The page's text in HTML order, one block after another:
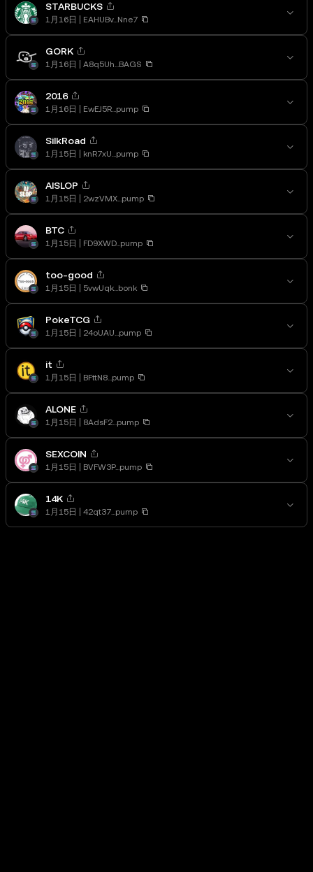
STARBUCKS
1月16日 EAHUBv...Nne7
GORK
1月16日 A8q5Uh...BAGS
2016
1月16日 EwEJ5R...pump
SilkRoad
1月15日 knR7xU...pump
AISLOP
1月15日 2wzVMX...pump
BTC
1月15日 FD9XWD...pump
too-good
1月15日 5vwUqk...bonk
PokeTCG
1月15日 24oUAU...pump
it
1月15日 BFttN8...pump
ALONE
1月15日 8AdsF2...pump
SEXCOIN
1月15日 BVFW3P...pump
14K
1月15日 42qt37...pump